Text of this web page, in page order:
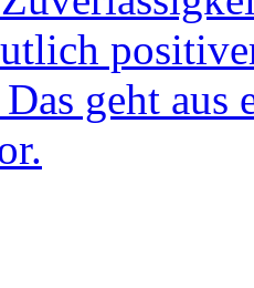
geht aus